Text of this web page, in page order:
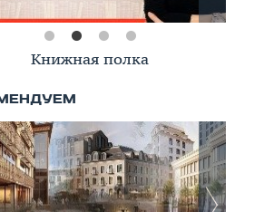
Книжная полка